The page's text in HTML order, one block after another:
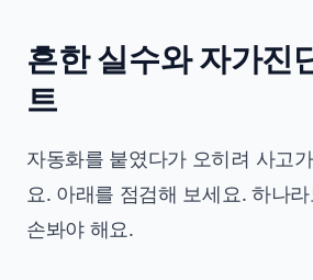
흔한 실수와 자가진
트
자동화를 붙였다가 오히려 사고
요. 아래를 점검해 보세요. 하나
손봐야 해요.